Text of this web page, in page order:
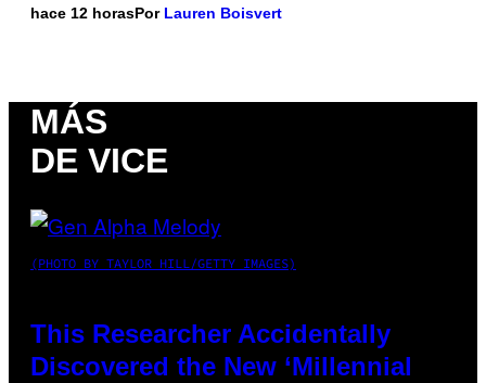
hace 12 horasPor Lauren Boisvert
MÁS
DE VICE
(PHOTO BY TAYLOR HILL/GETTY IMAGES)
This Researcher Accidentally
Discovered the New ‘Millennial